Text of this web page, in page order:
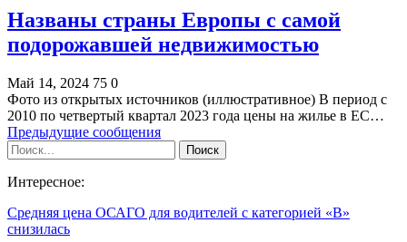
Названы страны Европы с самой
подорожавшей недвижимостью
Май 14, 2024 75 0
Фото из открытых источников (иллюстративное) В период с
2010 по четвертый квартал 2023 года цены на жилье в ЕС…
Предыдущие сообщения
Интересное:
Средняя цена ОСАГО для водителей с категорией «В»
снизилась